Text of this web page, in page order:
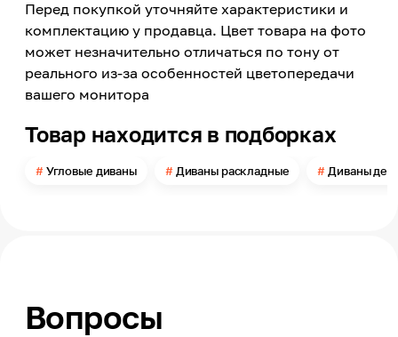
Количество персон
4
Материал обивки
Замша искусственная
Цвет
Цвет заявленный производителем
Глубина посадки
550
Перед покупкой уточняйте характеристики и
комплектацию у продавца. Цвет товара на фото
может незначительно отличаться по тону от
реального из-за особенностей цветопередачи
вашего монитора
Товар находится в подборках
Угловые диваны Диваны раскладные Диваны
Вопросы